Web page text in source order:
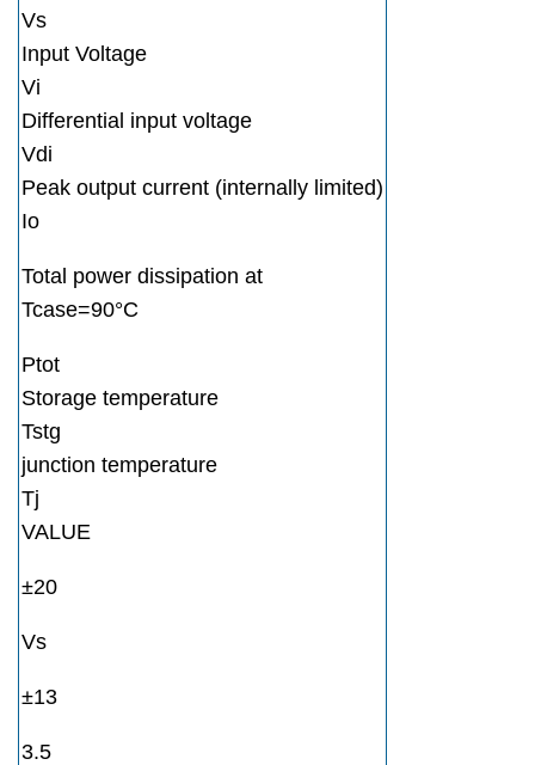
Vs
Input Voltage
Vi
Differential input voltage
Vdi
Peak output current (internally limited)
Io
Total power dissipation at
Tcase=90°C
Ptot
Storage temperature
Tstg
junction temperature
Tj
VALUE
±20
Vs
±13
3.5